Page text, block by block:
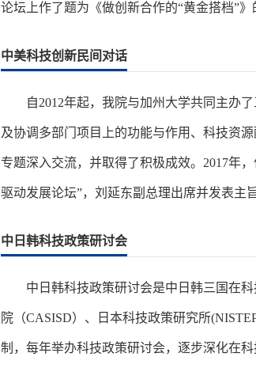
论坛上作了题为《做创新合作的“黄金搭档”》
中美科技创新民间对话
自2012年起，我院与加州大学共同主办
及协调多部门项目上的功能与作用、科技资
专题深入交流，并取得了积极成效。2017年
驱动发展论坛”，刘延东副总理出席并发表主
中日韩科技政策研讨会
中日韩科技政策研讨会是中日韩三国在
院（CASISD）、日本科技政策研究所
制，每年举办科技政策研讨会，逐步深化在